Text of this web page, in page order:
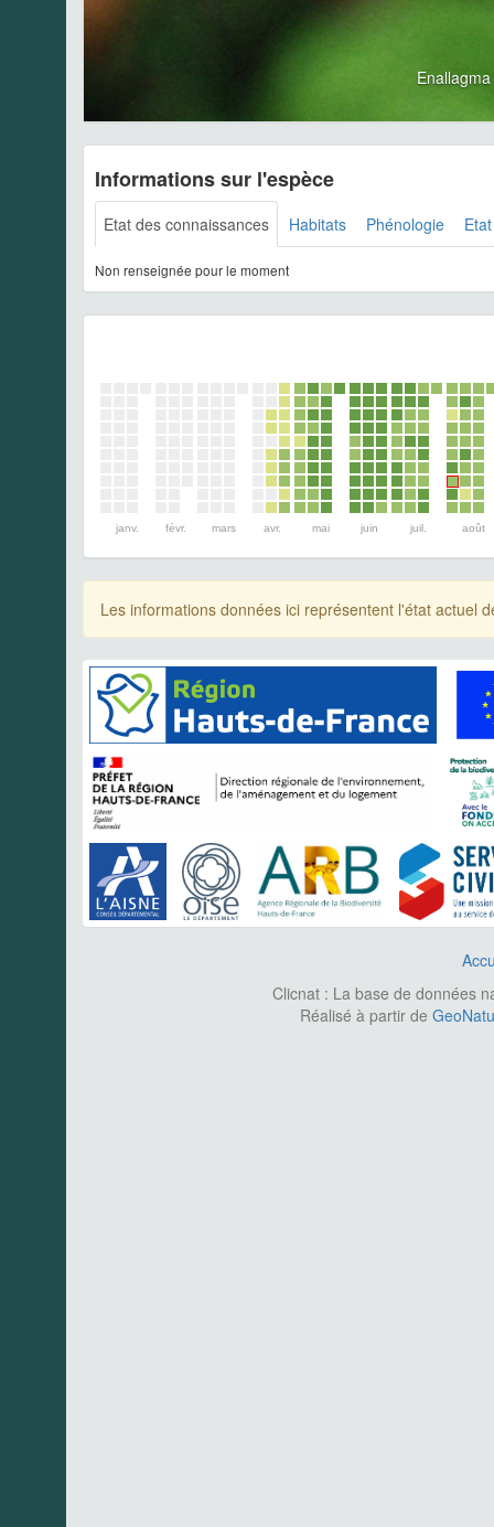
Informations sur l'espèce
Etat des connaissances Habitats Phénologie
Non renseignée pour le moment
janv. févr. mars avr. mai juin juil. août
Les informations données ici représentent l'état actuel
Clicnat : La base de données
Réalisé à partir de